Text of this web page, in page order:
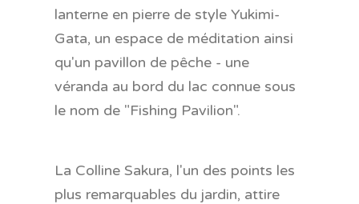
lanterne en pierre de style Yukimi-
Gata, un espace de méditation ainsi
qu'un pavillon de pêche - une
véranda au bord du lac connue sous
le nom de "Fishing Pavilion".
La Colline Sakura, l'un des points les
plus remarquables du jardin, attire